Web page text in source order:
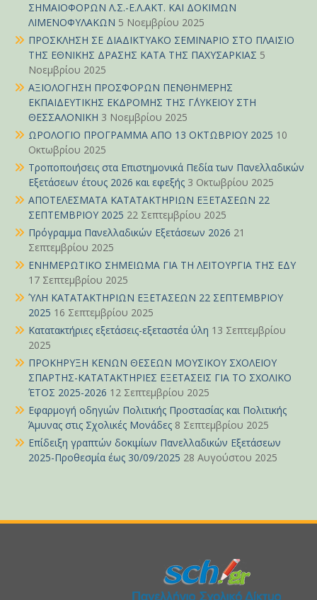
ΣΗΜΑΙΟΦΟΡΩΝ Λ.Σ.-Ε.Λ.ΑΚΤ. ΚΑΙ ΔΟΚΙΜΩΝ
ΛΙΜΕΝΟΦΥΛΑΚΩΝ 5 Νοεμβρίου 2025
ΠΡΟΣΚΛΗΣΗ ΣΕ ΔΙΑΔΙΚΤΥΑΚΟ ΣΕΜΙΝΑΡΙΟ ΣΤΟ ΠΛΑΙΣΙΟ
ΤΗΣ ΕΘΝΙΚΗΣ ΔΡΑΣΗΣ ΚΑΤΑ ΤΗΣ ΠΑΧΥΣΑΡΚΙΑΣ 5
Νοεμβρίου 2025
ΑΞΙΟΛΟΓΗΣΗ ΠΡΟΣΦΟΡΩΝ ΠΕΝΘΗΜΕΡΗΣ
ΕΚΠΑΙΔΕΥΤΙΚΗΣ ΕΚΔΡΟΜΗΣ ΤΗΣ Γ΄ΛΥΚΕΙΟΥ ΣΤΗ
ΘΕΣΣΑΛΟΝΙΚΗ 3 Νοεμβρίου 2025
ΩΡΟΛΟΓΙΟ ΠΡΟΓΡΑΜΜΑ ΑΠΟ 13 ΟΚΤΩΒΡΙΟΥ 2025 10
Οκτωβρίου 2025
Τροποποιήσεις στα Επιστημονικά Πεδία των Πανελλαδικών
Εξετάσεων έτους 2026 και εφεξής 3 Οκτωβρίου 2025
ΑΠΟΤΕΛΕΣΜΑΤΑ ΚΑΤΑΤΑΚΤΗΡΙΩΝ ΕΞΕΤΑΣΕΩΝ 22
ΣΕΠΤΕΜΒΡΙΟΥ 2025 22 Σεπτεμβρίου 2025
Πρόγραμμα Πανελλαδικών Εξετάσεων 2026 21
Σεπτεμβρίου 2025
ΕΝΗΜΕΡΩΤΙΚΟ ΣΗΜΕΙΩΜΑ ΓΙΑ ΤΗ ΛΕΙΤΟΥΡΓΙΑ ΤΗΣ ΕΔΥ
17 Σεπτεμβρίου 2025
ΎΛΗ ΚΑΤΑΤΑΚΤΗΡΙΩΝ ΕΞΕΤΑΣΕΩΝ 22 ΣΕΠΤΕΜΒΡΙΟΥ
2025 16 Σεπτεμβρίου 2025
Κατατακτήριες εξετάσεις-εξεταστέα ύλη 13 Σεπτεμβρίου
2025
ΠΡΟΚΗΡΥΞΗ ΚΕΝΩΝ ΘΕΣΕΩΝ ΜΟΥΣΙΚΟΥ ΣΧΟΛΕΙΟΥ
ΣΠΑΡΤΗΣ-ΚΑΤΑΤΑΚΤΗΡΙΕΣ ΕΞΕΤΑΣΕΙΣ ΓΙΑ ΤΟ ΣΧΟΛΙΚΟ
ΈΤΟΣ 2025-2026 12 Σεπτεμβρίου 2025
Εφαρμογή οδηγιών Πολιτικής Προστασίας και Πολιτικής
Άμυνας στις Σχολικές Μονάδες 8 Σεπτεμβρίου 2025
Επίδειξη γραπτών δοκιμίων Πανελλαδικών Εξετάσεων
2025-Προθεσμία έως 30/09/2025 28 Αυγούστου 2025